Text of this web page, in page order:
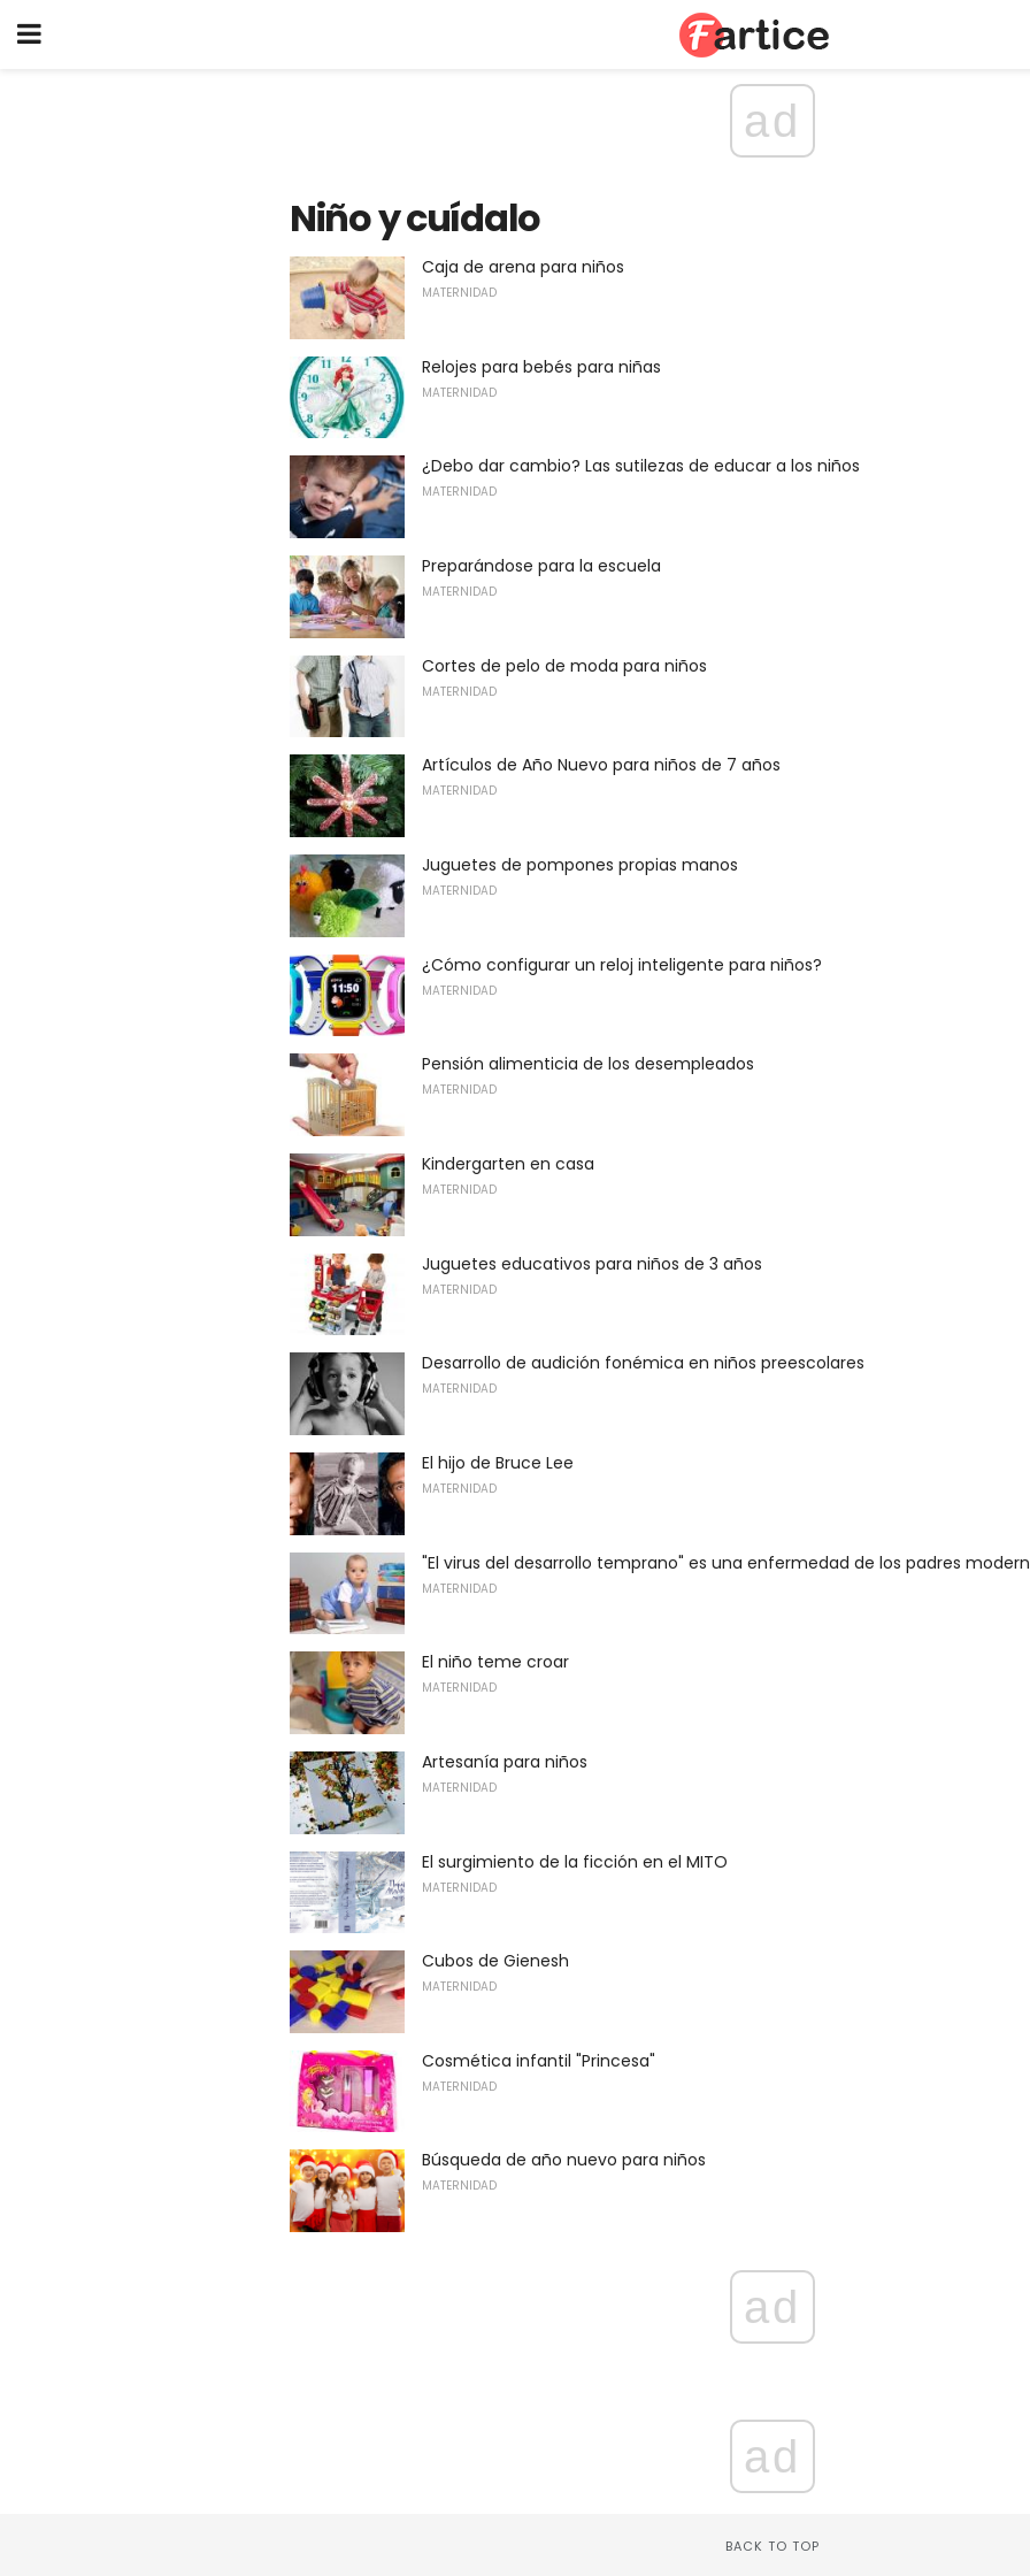
ad
Niño y cuídalo
Caja de arena para niños
MATERNIDAD
Relojes para bebés para niñas
MATERNIDAD
¿Debo dar cambio? Las sutilezas de educar a los niños
MATERNIDAD
Preparándose para la escuela
MATERNIDAD
Cortes de pelo de moda para niños
MATERNIDAD
Artículos de Año Nuevo para niños de 7 años
MATERNIDAD
Juguetes de pompones propias manos
MATERNIDAD
¿Cómo configurar un reloj inteligente para niños?
MATERNIDAD
Pensión alimenticia de los desempleados
MATERNIDAD
Kindergarten en casa
MATERNIDAD
Juguetes educativos para niños de 3 años
MATERNIDAD
Desarrollo de audición fonémica en niños preescolares
MATERNIDAD
El hijo de Bruce Lee
MATERNIDAD
"El virus del desarrollo temprano" es una enfermedad de los padres
MATERNIDAD
El niño teme croar
MATERNIDAD
Artesanía para niños
MATERNIDAD
El surgimiento de la ficción en el MITO
MATERNIDAD
Cubos de Gienesh
MATERNIDAD
Cosmética infantil "Princesa"
MATERNIDAD
Búsqueda de año nuevo para niños
MATERNIDAD
ad
ad
BACK TO TOP